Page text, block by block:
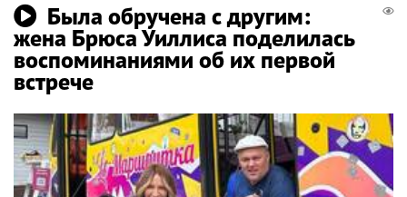
Была обручена с другим:
жена Брюса Уиллиса поделилась
воспоминаниями об их первой
встрече